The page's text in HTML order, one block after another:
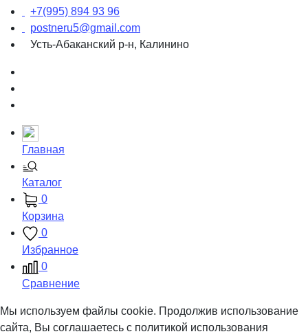
+7(995) 894 93 96
postneru5@gmail.com
Усть-Абаканский р-н, Калинино
Главная
Каталог
0
Корзина
0
Избранное
0
Сравнение
Мы используем файлы cookie. Продолжив использование
сайта, Вы соглашаетесь с политикой использования